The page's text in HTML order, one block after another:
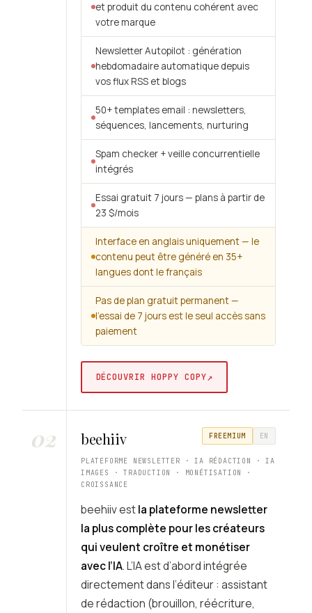
et produit du contenu cohérent avec
votre marque
Newsletter Autopilot : génération
hebdomadaire automatique depuis
vos flux RSS et blogs
50+ templates email : newsletters,
séquences, lancements, nurturing
Spam checker + veille concurrentielle
intégrés
Essai gratuit 7 jours — plans à partir de
23 $/mois
Interface en anglais uniquement — le
contenu peut être généré en 35+
langues dont le français
Pas de plan gratuit permanent —
l’essai de 7 jours est le seul accès sans
paiement
DÉCOUVRIR HOPPY COPY↗
02 beehiiv FREEMIUM EN
PLATEFORME NEWSLETTER · IA RÉDACTION · IA
IMAGES · TRADUCTION · MONÉTISATION ·
CROISSANCE
beehiiv estla plateforme newsletter
la plus complète pour les créateurs
qui veulent croître et monétiser
avec l’IA. L’IA est d’abord intégrée
directement dans l’éditeur : assistant
de rédaction (brouillon, réécriture,